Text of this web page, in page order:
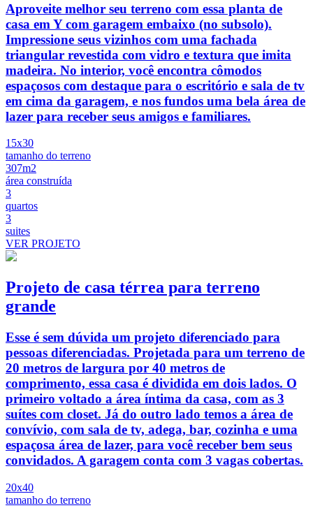
Aproveite melhor seu terreno com essa planta de
casa em Y com garagem embaixo (no subsolo).
Impressione seus vizinhos com uma fachada
triangular revestida com vidro e textura que imita
madeira. No interior, você encontra cômodos
espaçosos com destaque para o escritório e sala de tv
em cima da garagem, e nos fundos uma bela área de
lazer para receber seus amigos e familiares.
15x30
tamanho do terreno
307m2
área construída
3
quartos
3
suites
VER PROJETO
Projeto de casa térrea para terreno
grande
Esse é sem dúvida um projeto diferenciado para
pessoas diferenciadas. Projetada para um terreno de
20 metros de largura por 40 metros de
comprimento, essa casa é dividida em dois lados. O
primeiro voltado a área íntima da casa, com as 3
suítes com closet. Já do outro lado temos a área de
convívio, com sala de tv, adega, bar, cozinha e uma
espaçosa área de lazer, para você receber bem seus
convidados. A garagem conta com 3 vagas cobertas.
20x40
tamanho do terreno